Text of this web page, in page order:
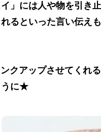
」には人や物を引き
るといった言い伝え
クアップさせてくれ
うに★